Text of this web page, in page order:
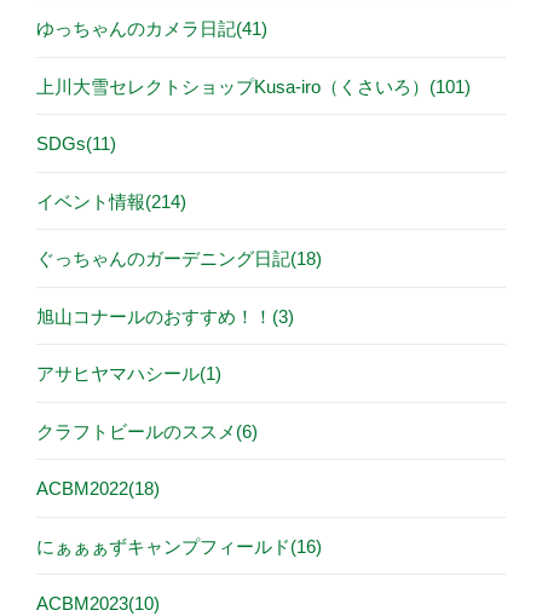
ゆっちゃんのカメラ日記(41)
上川大雪セレクトショップKusa-iro（くさいろ）(101)
SDGs(11)
イベント情報(214)
ぐっちゃんのガーデニング日記(18)
旭山コナールのおすすめ！！(3)
アサヒヤマハシール(1)
クラフトビールのススメ(6)
ACBM2022(18)
にぁぁぁずキャンプフィールド(16)
ACBM2023(10)